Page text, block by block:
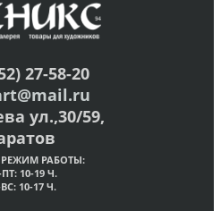
27-58-20
ул.,30/59,
РАБОТЫ:
10-19 Ч.
10-17 Ч.